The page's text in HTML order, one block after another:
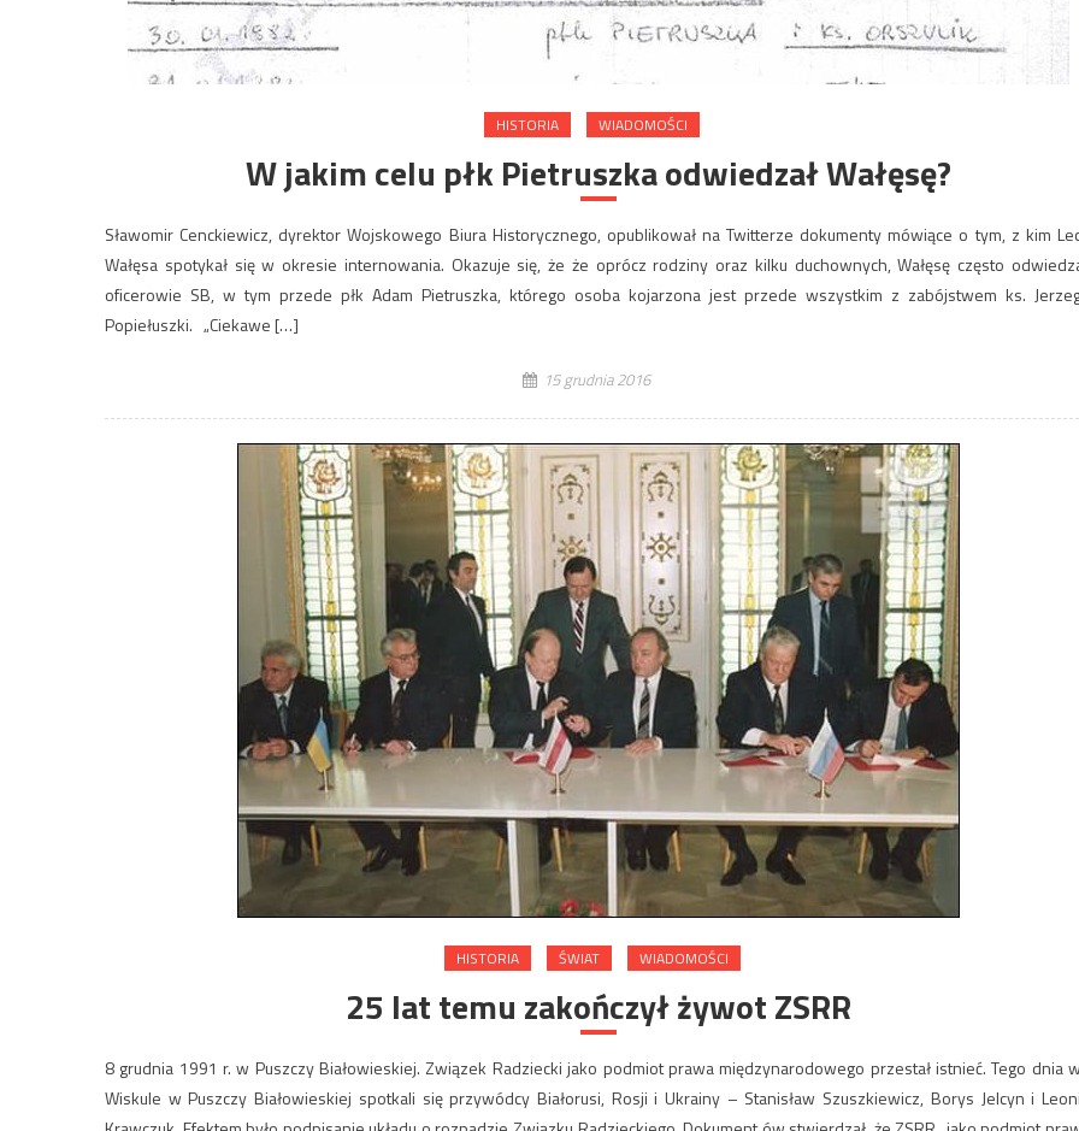
HISTORIA WIADOMOŚCI
W jakim celu płk Pietruszka odwiedzał Wałęsę?
Sławomir Cenckiewicz, dyrektor Wojskowego Biura Historycznego, opublikował na Twitterze dokumenty mówiące o tym, z kim
Wałęsa spotykał się w okresie internowania. Okazuje się, że że oprócz rodziny oraz kilku duchownych, Wałęsę często
oficerowie SB, w tym przede płk Adam Pietruszka, którego osoba kojarzona jest przede wszystkim z zabójstwem ks.
Popiełuszki. „Ciekawe […]
15 grudnia 2016
HISTORIA ŚWIAT WIADOMOŚCI
25 lat temu zakończył żywot ZSRR
8 grudnia 1991 r. w Puszczy Białowieskiej. Związek Radziecki jako podmiot prawa międzynarodowego przestał istnieć. Tego dnia
Wiskule w Puszczy Białowieskiej spotkali się przywódcy Białorusi, Rosji i Ukrainy – Stanisław Szuszkiewicz, Borys Jelcyn i